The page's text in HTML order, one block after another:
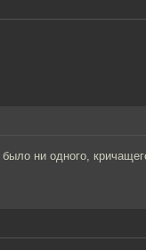
было ни одного,